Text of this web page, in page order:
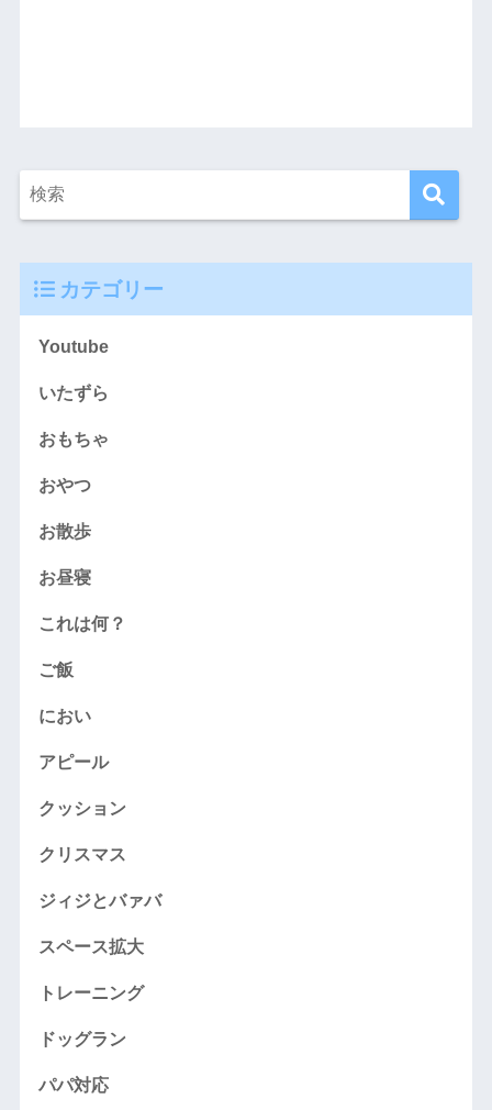
カテゴリー
Youtube
いたずら
おもちゃ
おやつ
お散歩
お昼寝
これは何？
ご飯
におい
アピール
クッション
クリスマス
ジィジとバァバ
スペース拡大
トレーニング
ドッグラン
パパ対応